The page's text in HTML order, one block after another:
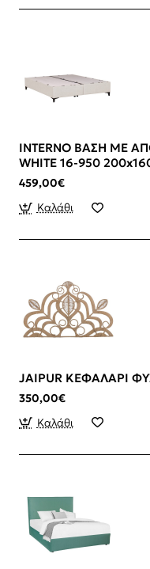
INTERNO ΒΑΣΗ ΜΕ
WHITE 16-950
459,00€
Καλάθι
JAIPUR ΚΕΦΑΛΑΡΙ
350,00€
Καλάθι